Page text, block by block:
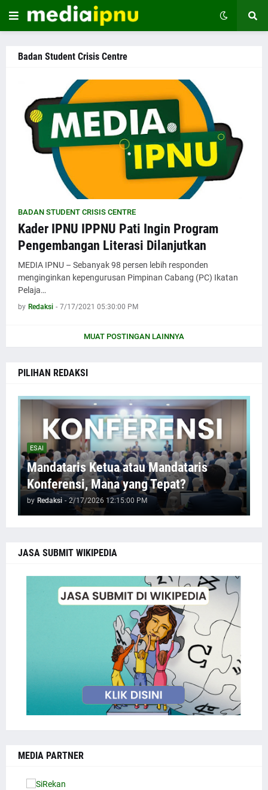
Badan Student Crisis Centre
BADAN STUDENT CRISIS CENTRE
Kader IPNU IPPNU Pati Ingin Program
Pengembangan Literasi Dilanjutkan
MEDIA IPNU – Sebanyak 98 persen lebih responden
menginginkan kepengurusan Pimpinan Cabang (PC) Ikatan
Pelaja…
by Redaksi - 7/17/2021 05:30:00 PM
MUAT POSTINGAN LAINNYA
PILIHAN REDAKSI
ESAI
Mandataris Ketua atau Mandataris
Konferensi, Mana yang Tepat?
by Redaksi - 2/17/2026 12:15:00 PM
JASA SUBMIT WIKIPEDIA
MEDIA PARTNER